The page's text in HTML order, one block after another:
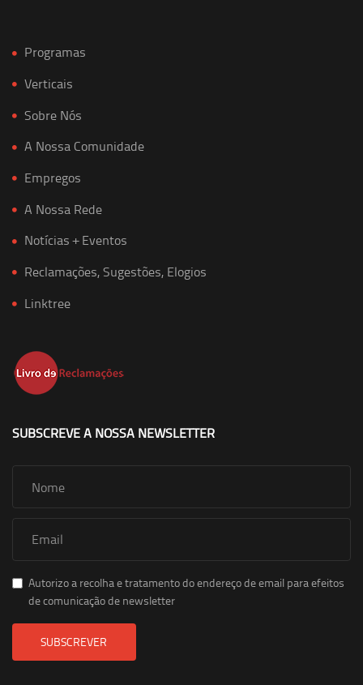
Programas
Verticais
Sobre Nós
A Nossa Comunidade
Empregos
A Nossa Rede
Notícias + Eventos
Reclamações, Sugestões, Elogios
Linktree
SUBSCREVE A NOSSA NEWSLETTER
Autorizo a recolha e tratamento do endereço de email para efeitos
de comunicação de newsletter
SUBSCREVER